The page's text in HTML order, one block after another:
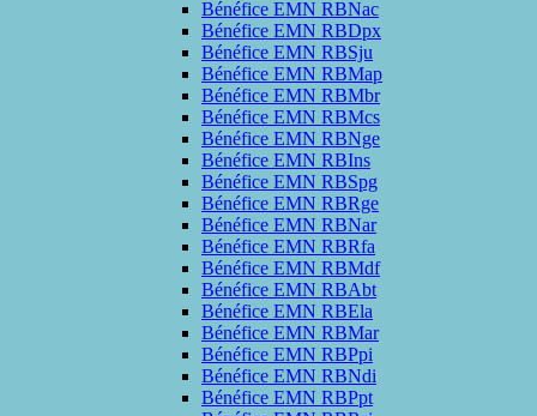
Bénéfice EMN RBNac
Bénéfice EMN RBDpx
Bénéfice EMN RBSju
Bénéfice EMN RBMap
Bénéfice EMN RBMbr
Bénéfice EMN RBMcs
Bénéfice EMN RBNge
Bénéfice EMN RBIns
Bénéfice EMN RBSpg
Bénéfice EMN RBRge
Bénéfice EMN RBNar
Bénéfice EMN RBRfa
Bénéfice EMN RBMdf
Bénéfice EMN RBAbt
Bénéfice EMN RBEla
Bénéfice EMN RBMar
Bénéfice EMN RBPpi
Bénéfice EMN RBNdi
Bénéfice EMN RBPpt